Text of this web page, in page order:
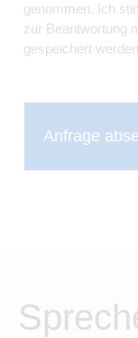
genommen. Ich
zur Beantwortung
gespeichert
Anfrage